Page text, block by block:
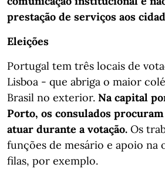
prestação de serviços aos
Eleições
Portugal tem três locais de
Lisboa - que abriga o maior
Brasil no exterior. Na capital
Porto, os consulados
atuar durante a votação. Os
funções de mesário e apoio na
filas, por exemplo.